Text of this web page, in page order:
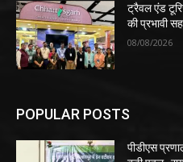
ट्रैवल एंड
की प्रभावी
08/08/2026
POPULAR POSTS
पीडीएस